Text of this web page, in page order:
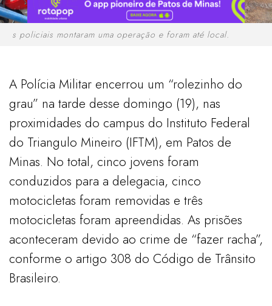
s policiais montaram uma operação e foram até local.
A Polícia Militar encerrou um “rolezinho do
grau” na tarde desse domingo (19), nas
proximidades do campus do Instituto Federal
do Triangulo Mineiro (IFTM), em Patos de
Minas. No total, cinco jovens foram
conduzidos para a delegacia, cinco
motocicletas foram removidas e três
motocicletas foram apreendidas. As prisões
aconteceram devido ao crime de “fazer racha”,
conforme o artigo 308 do Código de Trânsito
Brasileiro.